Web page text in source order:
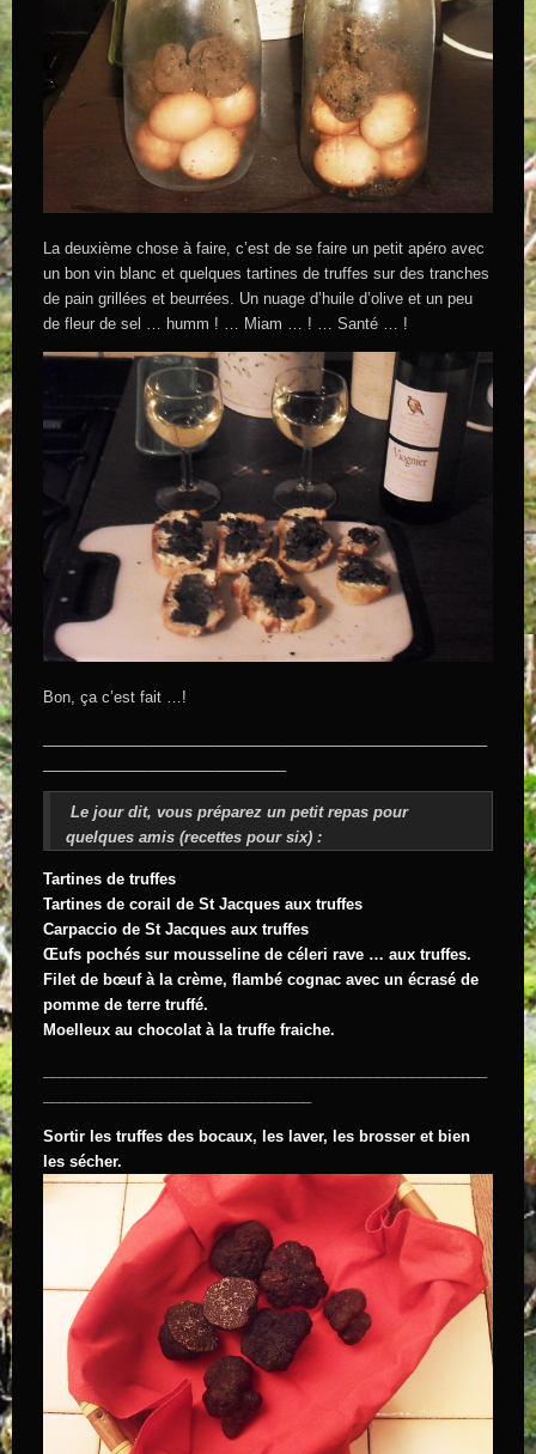
La deuxième chose à faire, c’est de se faire un petit apéro avec
un bon vin blanc et quelques tartines de truffes sur des tranches
de pain grillées et beurrées. Un nuage d’huile d’olive et un peu
de fleur de sel … humm ! … Miam … ! … Santé … !
Bon, ça c’est fait …!
Le jour dit, vous préparez un petit repas pour
quelques amis (recettes pour six) :
Tartines de truffes
Tartines de corail de St Jacques aux truffes
Carpaccio de St Jacques aux truffes
Œufs pochés sur mousseline de céleri rave … aux truffes.
Filet de bœuf à la crème, flambé cognac avec un écrasé de
pomme de terre truffé.
Moelleux au chocolat à la truffe fraiche.
Sortir les truffes des bocaux, les laver, les brosser et bien
les sécher.